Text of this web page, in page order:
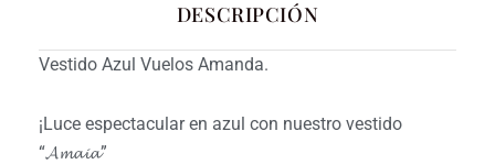
DESCRIPCIÓN
Vestido Azul Vuelos Amanda.
¡Luce espectacular en azul con nuestro vestido
“𝓐𝓶𝓪𝓲𝓪”